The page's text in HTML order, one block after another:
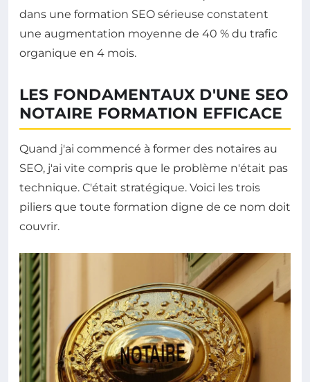
dans une formation SEO sérieuse constatent
une augmentation moyenne de 40 % du trafic
organique en 4 mois.
LES FONDAMENTAUX D'UNE SEO
NOTAIRE FORMATION EFFICACE
Quand j'ai commencé à former des notaires au
SEO, j'ai vite compris que le problème n'était pas
technique. C'était stratégique. Voici les trois
piliers que toute formation digne de ce nom doit
couvrir.